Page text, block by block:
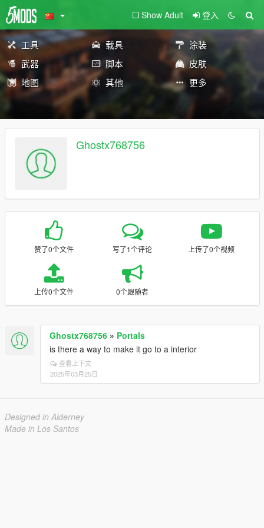
Show Adult 登入
工具 载具
涂装
武器
脚本
皮肤
地图
其他 更多
Ghostx768756
赞了0个文件 写了1个评论 上传了0个视频
上传0个文件 0个跟随者
Ghostx768756 » Portals
is there a way to make it go to a interior
查看上下文
2025年03月25日
Designed in Alderney
Made in Los Santos